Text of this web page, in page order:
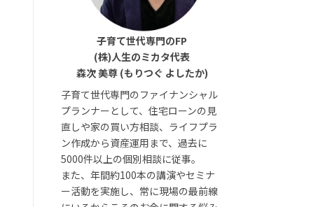
子育て世代専門のFP
(株)人生のミカタ代表
森次 美尊 (もりつぐ よしたか)
子育て世代専門のファイナンシャル
プランナーとして、住宅ローンの見
直しや家の買い方相談、ライフプラ
ン作成から資産運用まで、過去に
5000件以上の個別相談に従事。
また、年間約100本の講演やセミナ
ー活動を実施し、常に現場の最前線